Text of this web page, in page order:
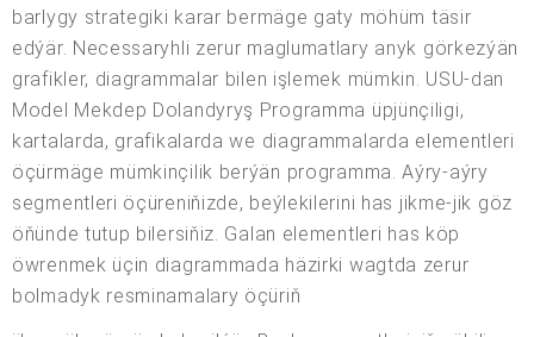
barlygy strategiki karar bermäge gaty möhüm täsir
edýär. Necessaryhli zerur maglumatlary anyk görkezýän
grafikler, diagrammalar bilen işlemek mümkin. USU-dan
Model Mekdep Dolandyryş Programma üpjünçiligi,
kartalarda, grafikalarda we diagrammalarda elementleri
öçürmäge mümkinçilik berýän programma. Aýry-aýry
segmentleri öçüreniňizde, beýlekilerini has jikme-jik göz
öňünde tutup bilersiňiz. Galan elementleri has köp
öwrenmek üçin diagrammada häzirki wagtda zerur
bolmadyk resminamalary öçüriň